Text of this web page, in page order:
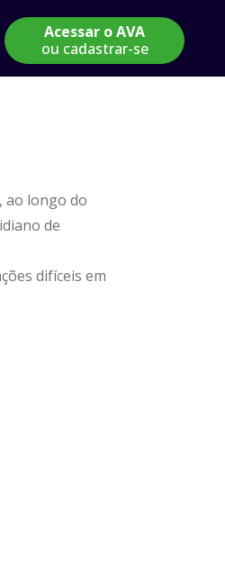
Acessar o AVA
ou cadastrar-se
ao longo do
de
difíceis em